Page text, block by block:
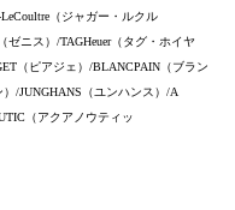
（ジャガー・ルクル
ニス）/TAGHeuer（タグ・ホイヤ
（ピアジェ）/BLANCPAIN（ブラン
/JUNGHANS（ユンハンス）/A
（アクアノウティッ